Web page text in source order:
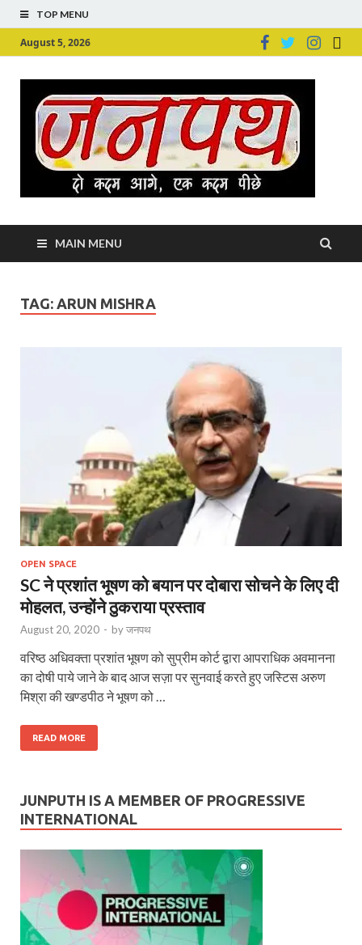
TOP MENU
August 5, 2026
MAIN MENU
TAG: ARUN MISHRA
OPEN SPACE
SC ने प्रशांत भूषण को बयान पर दोबारा सोचने के लिए दी
मोहलत, उन्होंने ठुकराया प्रस्ताव
August 20, 2020 - byजनपथ
वरिष्‍ठ अधिवक्‍ता प्रशांत भूषण को सुप्रीम कोर्ट द्वारा आपराधिक अवमानना
का दोषी पाये जाने के बाद आज सज़ा पर सुनवाई करते हुए जस्टिस अरुण
मिश्रा की खण्‍डपीठ ने भूषण को …
READ MORE
JUNPUTH IS A MEMBER OF PROGRESSIVE
INTERNATIONAL